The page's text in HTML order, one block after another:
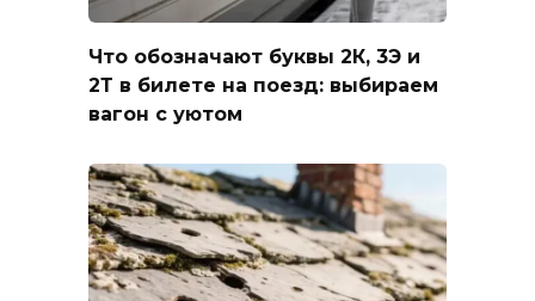
Что обозначают буквы 2К, 3Э и
2Т в билете на поезд: выбираем
вагон с уютом